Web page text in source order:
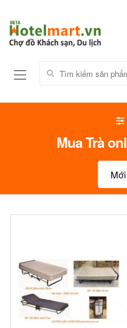
Tìm kiếm sản phẩm:
Mua Trà